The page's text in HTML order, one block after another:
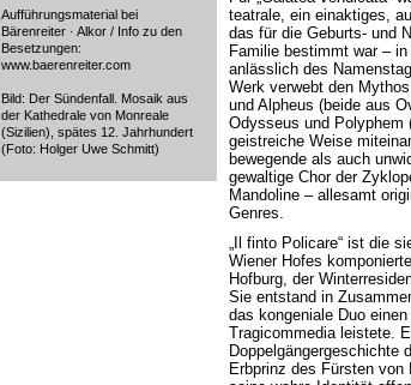
Aufführungsmaterial bei
Bärenreiter · Alkor / Info zu den
Besetzungen:
www.baerenreiter.com
Bild: Der Sündenfall. Mosaik aus
der Kathedrale von Monreale
(Sizilien), spätes 12. Jahrhundert
(Foto: Holger Uwe Schmitt)
teatrale, ein einaktiges,
das für die Geburts- und
Familie bestimmt war –
anlässlich des
Werk verwebt den
und Alpheus (beide aus
Odysseus und Polyphem
geistreiche Weise
bewegende als auch
gewaltige Chor der
Mandoline – allesamt
Genres.
„Il finto Policare“ ist die
Wiener Hofes
Hofburg, der
Sie entstand in
das kongeniale Duo
Tragicommedia leistete.
Doppelgängergeschichte
Erbprinz des Fürsten